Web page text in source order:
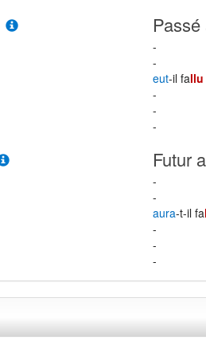
-
-
eut-il fallu
-
-
-
Futur
-
-
aura-t-il fa
-
-
-